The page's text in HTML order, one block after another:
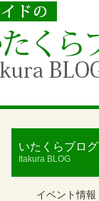
いたくらブログ
Itakura BLOG
イベント情報